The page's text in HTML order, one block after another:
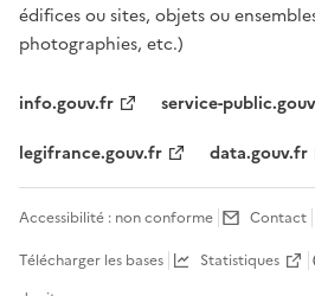
édifices ou sites, objets ou
photographies, etc.)
info.gouv.fr
service-
legifrance.gouv.fr
data.gouv.fr
Accessibilité : non conforme Contact
Télécharger les bases
Statistiques